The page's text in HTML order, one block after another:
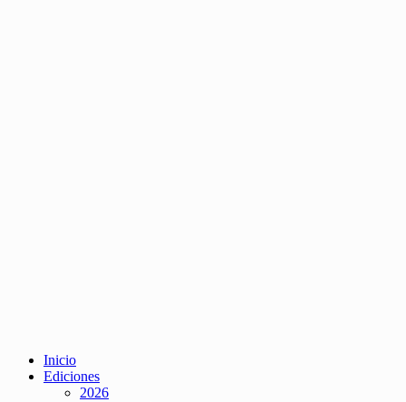
Inicio
Ediciones
2026